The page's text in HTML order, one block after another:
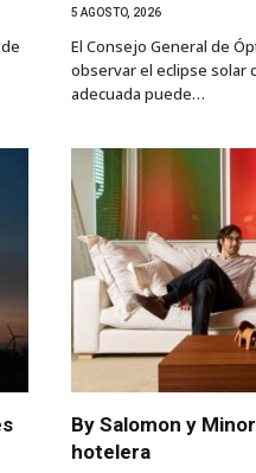
5 AGOSTO, 2026
El Consejo General de
observar el eclipse solar
adecuada puede…
By Salomon y
hotelera